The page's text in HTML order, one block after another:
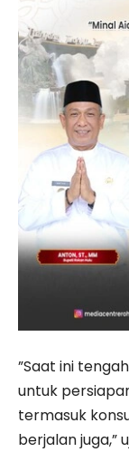
”Saat ini
untuk
termasuk
berjalan juga,”